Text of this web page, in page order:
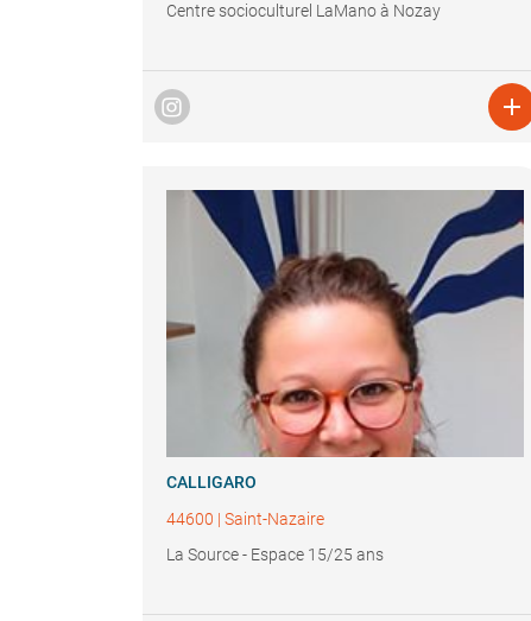
Centre socioculturel LaMano à Nozay

CALLIGARO
44600 | Saint-Nazaire
La Source - Espace 15/25 ans